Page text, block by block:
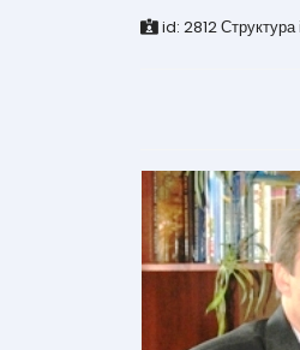
id: 2812Структура